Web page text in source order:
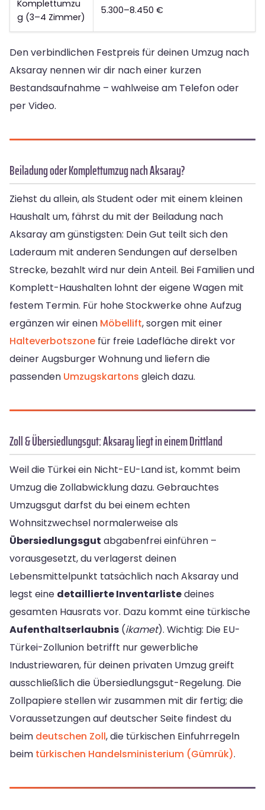
Komplettumzu
g (3–4 Zimmer)
5.300–8.450 €
Den verbindlichen Festpreis für deinen Umzug nach
Aksaray nennen wir dir nach einer kurzen
Bestandsaufnahme – wahlweise am Telefon oder
per Video.
Beiladung oder Komplettumzug nach Aksaray?
Ziehst du allein, als Student oder mit einem kleinen
Haushalt um, fährst du mit der Beiladung nach
Aksaray am günstigsten: Dein Gut teilt sich den
Laderaum mit anderen Sendungen auf derselben
Strecke, bezahlt wird nur dein Anteil. Bei Familien und
Komplett-Haushalten lohnt der eigene Wagen mit
festem Termin. Für hohe Stockwerke ohne Aufzug
ergänzen wir einen Möbellift, sorgen mit einer
Halteverbotszone für freie Ladefläche direkt vor
deiner Augsburger Wohnung und liefern die
passenden Umzugskartons gleich dazu.
Zoll & Übersiedlungsgut: Aksaray liegt in einem Drittland
Weil die Türkei ein Nicht-EU-Land ist, kommt beim
Umzug die Zollabwicklung dazu. Gebrauchtes
Umzugsgut darfst du bei einem echten
Wohnsitzwechsel normalerweise als
Übersiedlungsgut abgabenfrei einführen –
vorausgesetzt, du verlagerst deinen
Lebensmittelpunkt tatsächlich nach Aksaray und
legst eine detaillierte Inventarlistedeines
gesamten Hausrats vor. Dazu kommt eine türkische
Aufenthaltserlaubnis (ikamet). Wichtig: Die EU-
Türkei-Zollunion betrifft nur gewerbliche
Industriewaren, für deinen privaten Umzug greift
ausschließlich die Übersiedlungsgut-Regelung. Die
Zollpapiere stellen wir zusammen mit dir fertig; die
Voraussetzungen auf deutscher Seite findest du
beim deutschen Zoll, die türkischen Einfuhrregeln
beim türkischen Handelsministerium (Gümrük).